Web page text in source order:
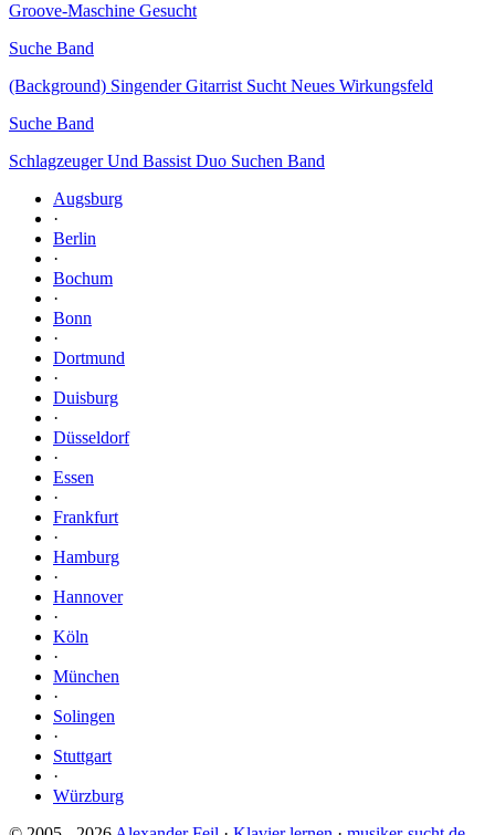
Groove-Maschine Gesucht
Suche Band
(Background) Singender Gitarrist Sucht Neues Wirkungsfeld
Suche Band
Schlagzeuger Und Bassist Duo Suchen Band
Augsburg
·
Berlin
·
Bochum
·
Bonn
·
Dortmund
·
Duisburg
·
Düsseldorf
·
Essen
·
Frankfurt
·
Hamburg
·
Hannover
·
Köln
·
München
·
Solingen
·
Stuttgart
·
Würzburg